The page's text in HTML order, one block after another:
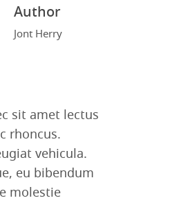
Author
Jont Herry
sit amet lectus
rhoncus.
vehicula.
eu bibendum
molestie